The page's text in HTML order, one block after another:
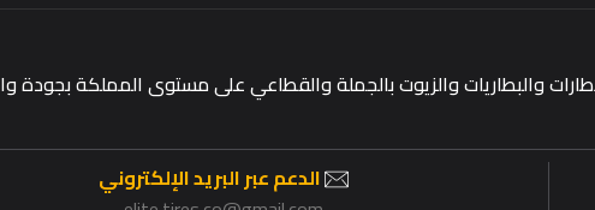
والبطاريات والزيوت بالجملة والقطاعي على مستوى المملكة بجودة
الدعم عبر البريد الإلكتروني